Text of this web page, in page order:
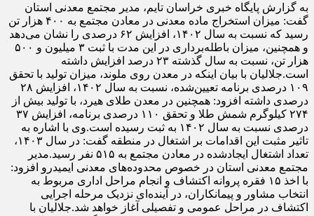
به گزارش پایگاه خبری خراسان تایم، مدیر مجتمع معدنی استان
گفت: میزان استخراج ماده معدنی در معادن مجتمع به ۴۰۰ هزار تن
رسید که نسبت به سال ۱۴۰۲، افزایش ۶۲ درصدی را نشان می‌دهد
و همچنین، میزان باطله‌برداری در این مدت با ثبت ۳ میلیون و ۵۰۰
هزار تن، نسبت به سال گذشته ۲۳ درصد افزایش داشته
است.جلالیان با بیان اینکه در معدن روی ملوند، میزان تولید با تحقق
۱۰۹ درصدی برنامه تعیین‌شده، نسبت به سال ۱۴۰۲، افزایش ۲۸
درصدی داشته افزود: همچنین در معدن طلای هیرد، با تولید بیش از
۲۷۴ کیلوگرم شمش طلا و تحقق ۱۱۰ درصدی برنامه، افزایش ۳۷
درصدی نسبت به سال ۱۴۰۲ به ثبت رسیده است.وی با اشاره به
تاثیر مثبت این اقدامات بر اشتغال در منطقه گفت: در سال ۱۴۰۳،
تعداد اشتغال ایجادشده در معادن مجتمع به ۵۱۵ نفر رسید.مدیر
مجتمع معدنی استان در خصوص محدوده‌های معدنی ایمیدرو افزود:
با اخذ ۱۵ فقره پروانه اکتشاف و انجام مراحل اداری مربوط به
انتخاب مشاور و پیمانکاران، در آینده‌ای نزدیک مرحله اجرایی
اکتشاف در مراحل عمومی و تفصیلی آغاز خواهد شد.جلالیان با